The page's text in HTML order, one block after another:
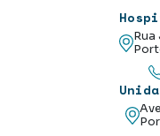
Rua